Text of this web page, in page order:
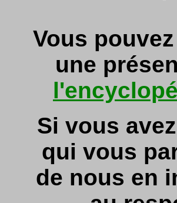
Vous
une
Si vous
qui vous
de nous en